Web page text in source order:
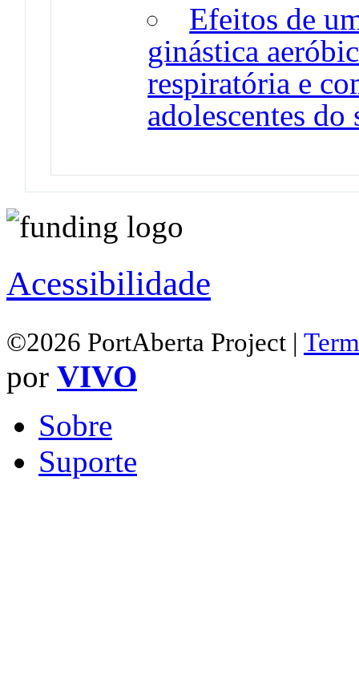
Efeitos de
ginástica
respiratória e
adolescentes
Acessibilidade
©2026 PortAberta Project |
por VIVO
Sobre
Suporte